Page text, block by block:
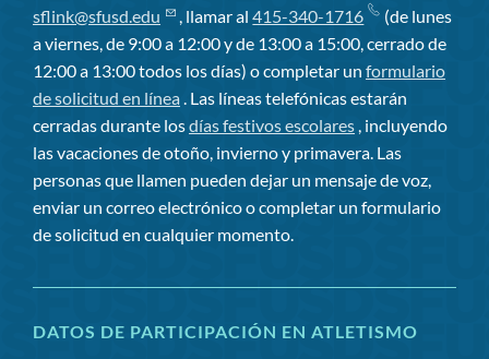
sflink@sfusd.edu
, llamar al415-340-1716
(de lunes
a viernes, de 9:00 a 12:00 y de 13:00 a 15:00, cerrado de
12:00 a 13:00 todos los días) o completar un formulario
de solicitud en línea. Las líneas telefónicas estarán
cerradas durante losdías festivos escolares , incluyendo
las vacaciones de otoño, invierno y primavera. Las
personas que llamen pueden dejar un mensaje de voz,
enviar un correo electrónico o completar un formulario
de solicitud en cualquier momento.
DATOS DE PARTICIPACIÓN EN ATLETISMO